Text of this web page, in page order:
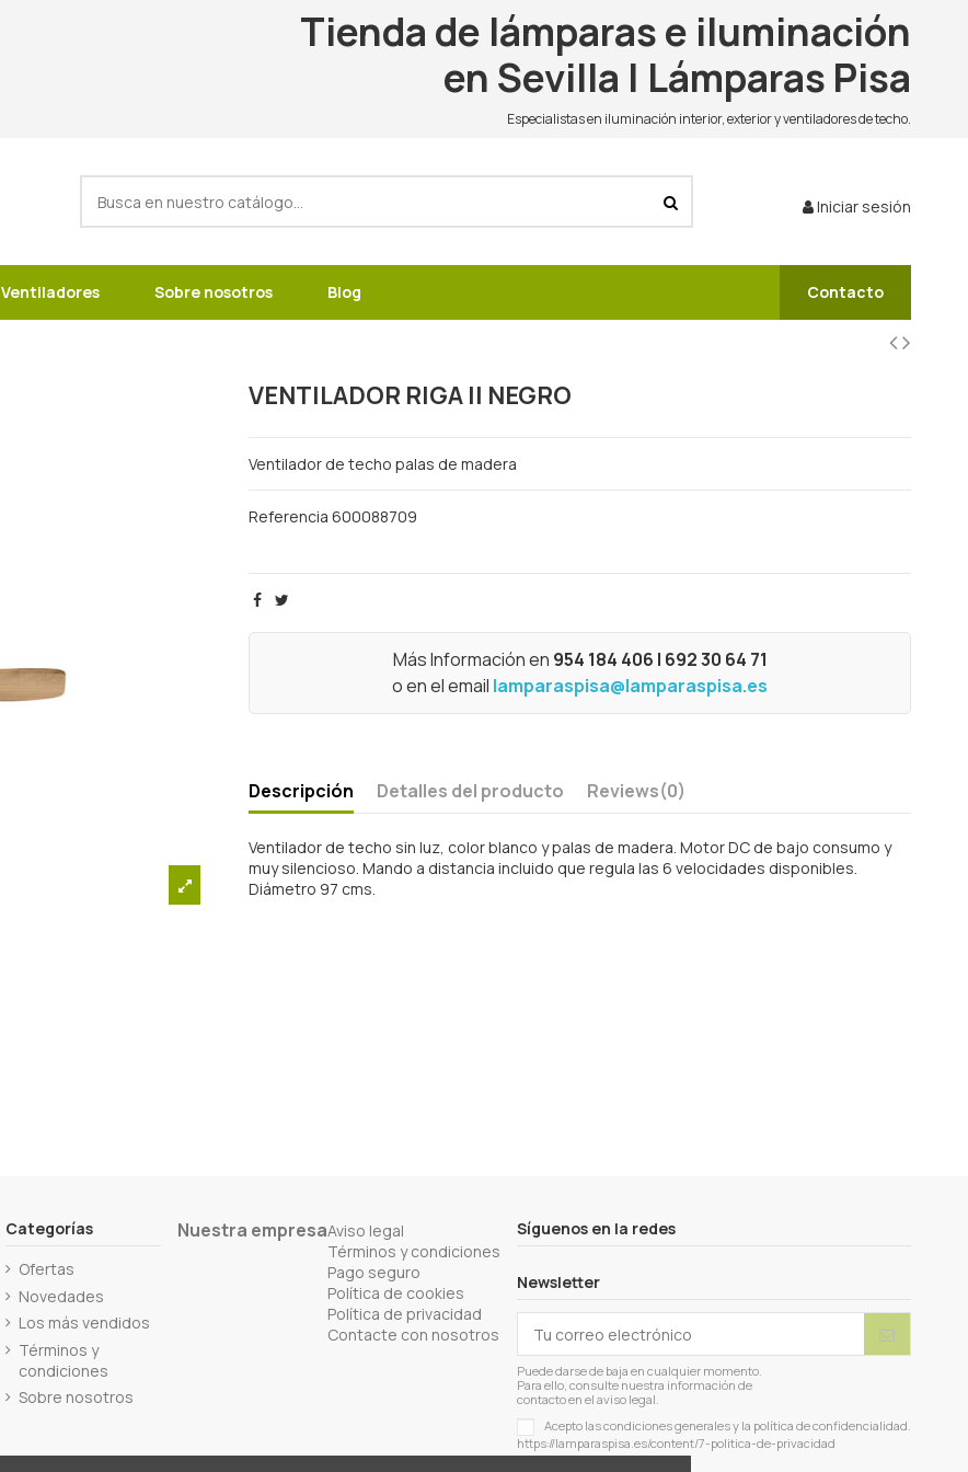
Tienda de lámparas e iluminación
en Sevilla | Lámparas Pisa
Especialistas en iluminación interior, exterior y ventiladores de techo.
Iniciar sesión
Ventiladores Sobre nosotros Blog Contacto
VENTILADOR RIGA II NEGRO
Ventilador de techo palas de madera
Referencia 600088709
Más Información en 954 184 406 | 692 30 64 71
o en el email lamparaspisa@lamparaspisa.es
Descripción Detalles del producto Reviews(0)
Ventilador de techo sin luz, color blanco y palas de madera. Motor DC de bajo consumo y
muy silencioso. Mando a distancia incluido que regula las 6 velocidades disponibles.
Diámetro 97 cms.
Categorías
Ofertas
Novedades
Los más vendidos
Términos y
condiciones
Sobre nosotros
Nuestra empresaAviso legal
Términos y condiciones
Pago seguro
Política de cookies
Política de privacidad
Contacte con nosotros
Síguenos en la redes
Newsletter
Puede darse de baja en cualquier momento.
Para ello, consulte nuestra información de
contacto en el aviso legal.
Acepto las condiciones generales y la política de confidencialidad.
https://lamparaspisa.es/content/7-politica-de-privacidad